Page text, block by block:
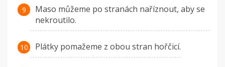
Maso můžeme po stranách naříznout, aby se
nekroutilo.
Plátky pomažeme z obou stran hořčicí.